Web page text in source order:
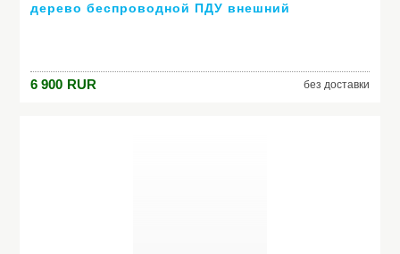
дерево беспроводной ПДУ внешний
6 900 RUR без доставки